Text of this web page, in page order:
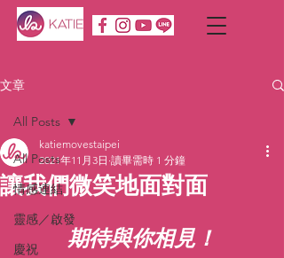
文章
All Posts
情感連結
靈感／啟發
慶祝
All Posts
讓我們微笑地面對面
katiemovestaipei
2021年11月3日 讀畢需時 1 分鐘
期待與你相見！